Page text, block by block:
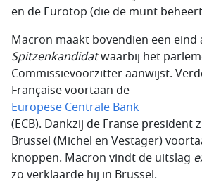
en de Eurotop (die de munt
Macron maakt bovendien een eind
Spitzenkandidatwaarbij het
Commissievoorzitter aanwijst.
Française voortaan de
Europese Centrale Bank
(ECB). Dankzij de Franse president
Brussel (Michel en Vestager)
knoppen. Macron vindt de uitslag
zo verklaarde hij in Brussel.